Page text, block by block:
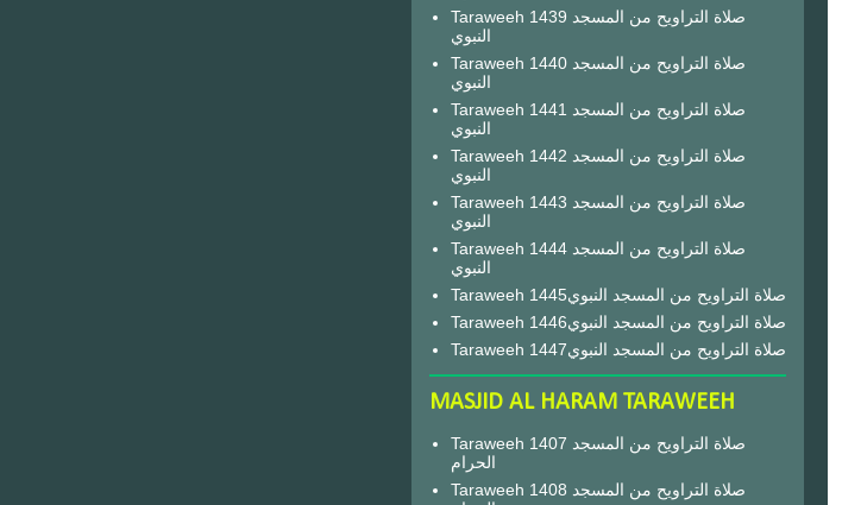
Taraweeh 1439 صلاة التراويح من المسجد
النبوي
Taraweeh 1440 صلاة التراويح من المسجد
النبوي
Taraweeh 1441 صلاة التراويح من المسجد
النبوي
Taraweeh 1442 صلاة التراويح من المسجد
النبوي
Taraweeh 1443 صلاة التراويح من المسجد
النبوي
Taraweeh 1444 صلاة التراويح من المسجد
النبوي
Taraweeh 1445صلاة التراويح من المسجد النبوي
Taraweeh 1446صلاة التراويح من المسجد النبوي
Taraweeh 1447صلاة التراويح من المسجد النبوي
MASJID AL HARAM TARAWEEH
Taraweeh 1407 صلاة التراويح من المسجد
الحرام
Taraweeh 1408 صلاة التراويح من المسجد